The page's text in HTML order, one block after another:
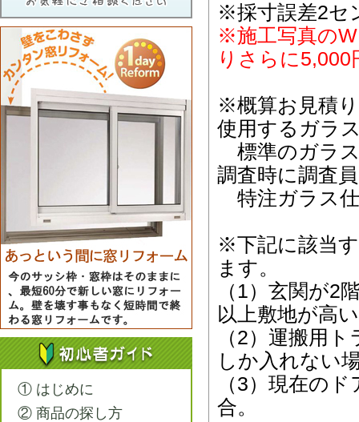
※採寸誤差2セ
※施工写真の
りさらに
※概算お見積
使用するガラ
標準のガラ
調査時に調査
特注ガラス
※下記に該当
ます。
（1）玄関が2
以上敷地が高
（2）運搬用
しか入れない
（3）現在の
合。
① はじめに
② 商品の探し方